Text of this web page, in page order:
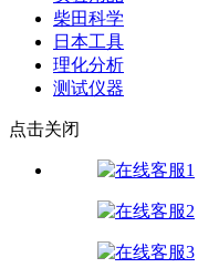
柴田科学
日本工具
理化分析
测试仪器
点击关闭